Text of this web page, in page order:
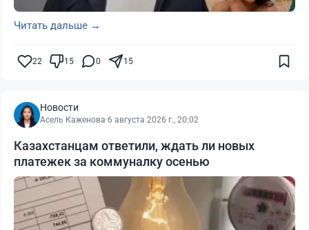
Читать дальше →
22 15 0 15
Новости
Асель Каженова·6 августа 2026 г., 20:02
Казахстанцам ответили, ждать ли новых
платежек за коммуналку осенью